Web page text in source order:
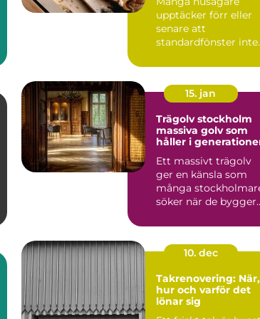
upptäcker förr eller
senare att
standardfönster inte
Kanske är ö...
15. jan
Trägolv stockholm
massiva golv som
håller i
Ett massivt trägolv
ger en känsla som
många
söker när de bygger
inr...
10. dec
Takrenovering: När,
hur och varför det
lönar sig